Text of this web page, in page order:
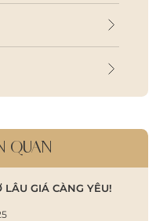
QUAN
LÂU GIÁ CÀNG YÊU!